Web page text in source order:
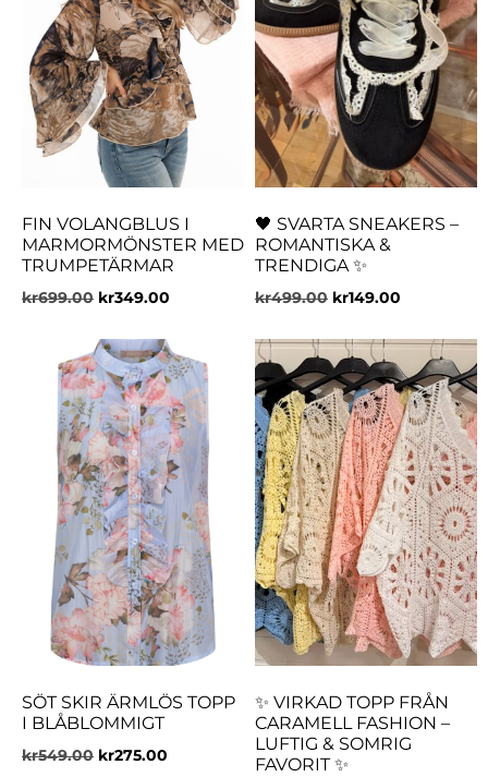
FIN VOLANGBLUS I
MARMORMÖNSTER MED
TRUMPETÄRMAR
kr699.00 kr349.00
🖤 SVARTA SNEAKERS –
ROMANTISKA &
TRENDIGA ✨
kr499.00 kr149.00
SÖT SKIR ÄRMLÖS TOPP
I BLÅBLOMMIGT
kr549.00 kr275.00
✨ VIRKAD TOPP FRÅN
CARAMELL FASHION –
LUFTIG & SOMRIG
FAVORIT ✨